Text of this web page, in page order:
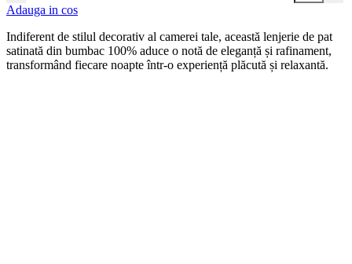
Adauga in cos
Indiferent de stilul decorativ al camerei tale, această lenjerie de pat
satinată din bumbac 100% aduce o notă de eleganță și rafinament,
transformând fiecare noapte într-o experiență plăcută și relaxantă.